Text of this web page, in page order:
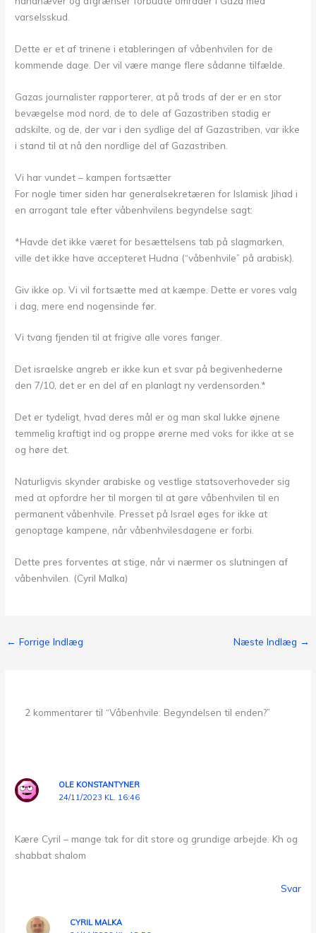
varselsskud.
Dette er et af trinene i etableringen af våbenhvilen for de
kommende dage. Der vil være mange flere sådanne tilfælde.
Gazas journalister rapporterer, at på trods af der er en stor
bevægelse mod nord, de to dele af Gazastriben stadig er
adskilte, og de, der var i den sydlige del af Gazastriben, var ikke
i stand til at nå den nordlige del af Gazastriben.
Vi har vundet – kampen fortsætter
For nogle timer siden har generalsekretæren for Islamisk Jihad i
en arrogant tale efter våbenhvilens begyndelse sagt:
*Havde det ikke været for besættelsens tab på slagmarken,
ville det ikke have accepteret Hudna (“våbenhvile” på arabisk).
Giv ikke op. Vi vil fortsætte med at kæmpe. Dette er vores valg
i dag, mere end nogensinde før.
Vi tvang fjenden til at frigive alle vores fanger.
Det israelske angreb er ikke kun et svar på begivenhederne
den 7/10, det er en del af en planlagt ny verdensorden.*
Det er tydeligt, hvad deres mål er og man skal lukke øjnene
temmelig kraftigt ind og proppe ørerne med voks for ikke at se
og høre det.
Naturligvis skynder arabiske og vestlige statsoverhoveder sig
med at opfordre her til morgen til at gøre våbenhvilen til en
permanent våbenhvile. Presset på Israel øges for ikke at
genoptage kampene, når våbenhvilesdagene er forbi.
Dette pres forventes at stige, når vi nærmer os slutningen af
våbenhvilen. (Cyril Malka)
← Forrige Indlæg Næste Indlæg →
2 kommentarer til “Våbenhvile: Begyndelsen til enden?”
OLE KONSTANTYNER
24/11/2023 KL. 16:46
Kære Cyril – mange tak for dit store og grundige arbejde. Kh og
shabbat shalom
Svar
CYRIL MALKA